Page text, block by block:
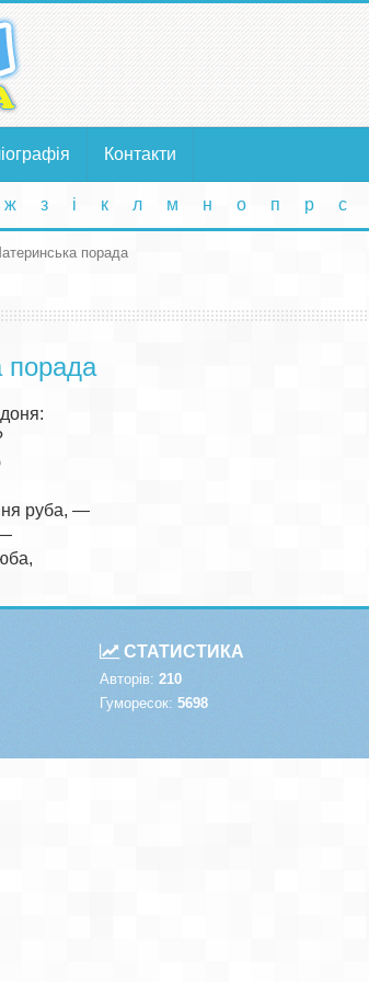
Контакти
ж з і к л м н о п р с
порада
порада
руба, —
СТАТИСТИКА
Авторів: 210
Гуморесок: 5698